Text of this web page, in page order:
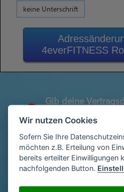
keine Unterschrift
4everFITNESS
Gib deine
Abrechnung)
2
Gib deinen Namen
ein
Wir nutzen Cookies
Sofern Sie Ihre
möchten z.B. Erteilung von
bereits erteilter Einwilligungen
nachfolgenden Button.